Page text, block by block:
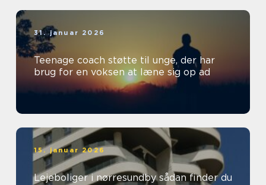
31. januar 2026
Teenage coach støtte til unge, der har
brug for en voksen at læne sig op ad
15. januar 2026
Lejeboliger i nørresundby sådan finder du